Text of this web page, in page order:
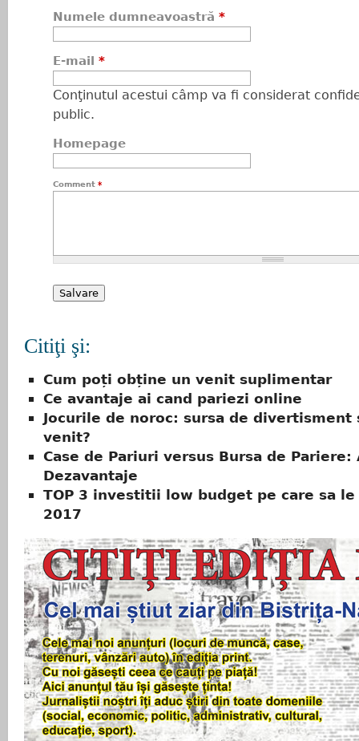
Numele dumneavoastră *
E-mail *
Conţinutul acestui câmp va fi considerat
public.
Homepage
Comment *
Citiţi şi:
Cum poți obține un venit suplimentar
Ce avantaje ai cand pariezi online
Jocurile de noroc: sursa de divertisment
venit?
Case de Pariuri versus Bursa de Pariere:
Dezavantaje
TOP 3 investitii low budget pe care sa
2017